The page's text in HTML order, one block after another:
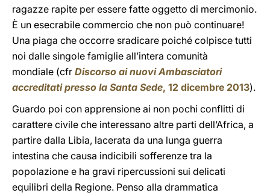
ragazze rapite per essere fatte oggetto di mercimonio.
È un esecrabile commercio che non può continuare!
Una piaga che occorre sradicare poiché colpisce tutti
noi dalle singole famiglie all’intera comunità
mondiale (cfr Discorso ai nuovi Ambasciatori
accreditati presso la Santa Sede, 12 dicembre 2013).
Guardo poi con apprensione ai non pochi conflitti di
carattere civile che interessano altre parti dell’Africa, a
partire dalla Libia, lacerata da una lunga guerra
intestina che causa indicibili sofferenze tra la
popolazione e ha gravi ripercussioni sui delicati
equilibri della Regione. Penso alla drammatica